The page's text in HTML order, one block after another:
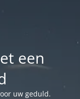
een
uw geduld.